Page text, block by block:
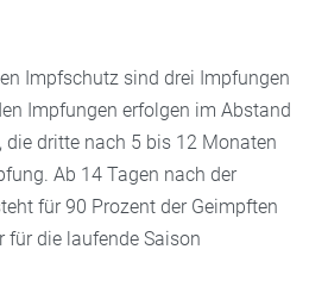
Impfschutz sind drei Impfungen
Impfungen erfolgen im Abstand
dritte nach 5 bis 12 Monaten
Ab 14 Tagen nach der
für 90 Prozent der Geimpften
für die laufende Saison